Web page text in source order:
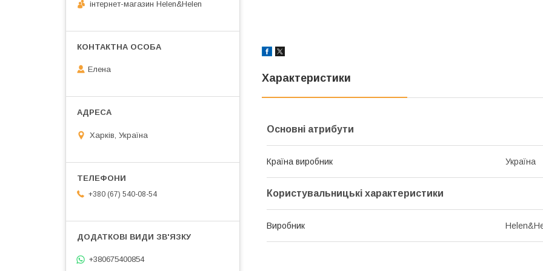
Характеристики
Основні атрибути
Країна виробник Україна
Користувальницькі характеристики
Виробник
інтернет-магазин Helen&Helen
Елена
Харків, Україна
+380 (67) 540-08-54
+380675400854